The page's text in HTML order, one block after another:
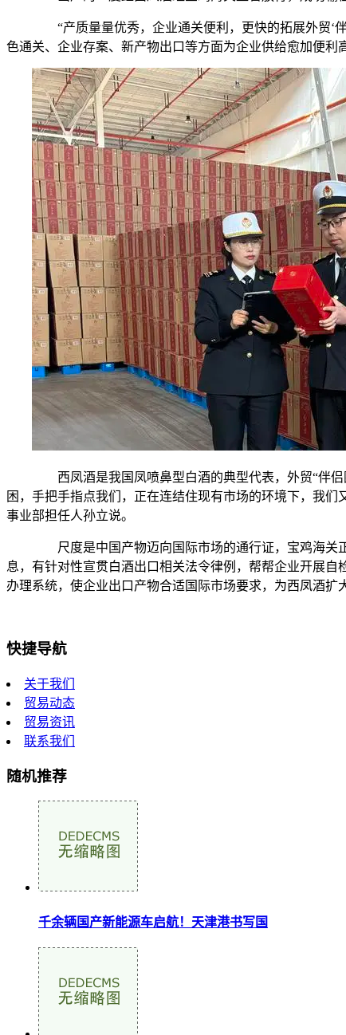
“产质量量优秀，企业通关便利，更快的拓展外贸‘伴
色通关、企业存案、新产物出口等方面为企业供给愈加便利
西凤酒是我国凤喷鼻型白酒的典型代表，外贸“伴侣
困，手把手指点我们，正在连结住现有市场的环境下，我
事业部担任人孙立说。
尺度是中国产物迈向国际市场的通行证，宝鸡海关
息，有针对性宣贯白酒出口相关法令律例，帮帮企业开展
办理系统，使企业出口产物合适国际市场要求，为西凤酒扩
快捷导航
关于我们
贸易动态
贸易资讯
联系我们
随机推荐
千余辆国产新能源车启航！天津港书写国